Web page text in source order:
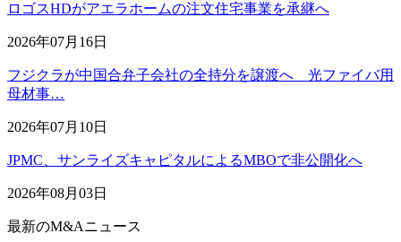
ロゴスHDがアエラホームの注文住宅事業を承継へ
2026年07月16日
フジクラが中国合弁子会社の全持分を譲渡へ 光ファイバ用
母材事…
2026年07月10日
JPMC、サンライズキャピタルによるMBOで非公開化へ
2026年08月03日
最新のM&Aニュース